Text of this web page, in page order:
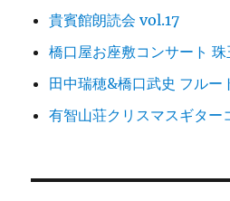
貴賓館朗読会 vol.17
橋口屋お座敷コンサート
田中瑞穂&橋口武史 フルー
有智山荘クリスマスギター